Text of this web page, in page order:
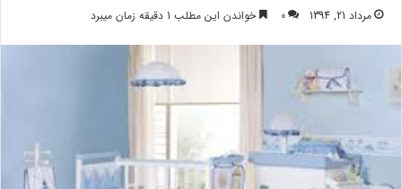
مرداد 21, 1394 0 خواندن این مطلب 1 دقیقه زمان میبرد